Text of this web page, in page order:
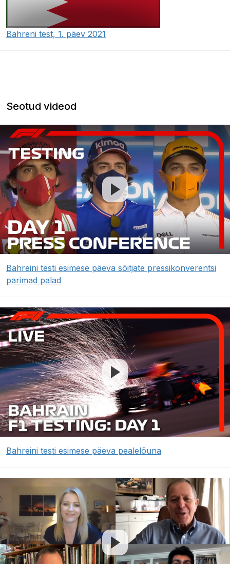
Bahreni test, 1. päev 2021
Seotud videod
Bahreini testi esimese päeva sõitjate pressikonverentsi
parimad palad
Bahreini testi esimese päeva pealelõuna